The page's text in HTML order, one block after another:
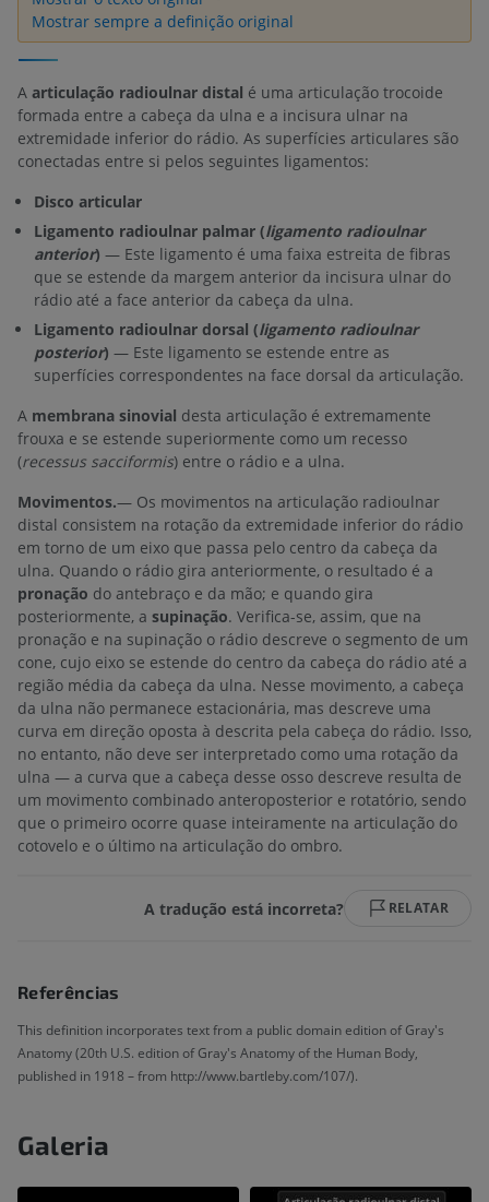
Mostrar sempre a definição original
A articulação radioulnar distal é uma articulação trocoide
formada entre a cabeça da ulna e a incisura ulnar na
extremidade inferior do rádio. As superfícies articulares são
conectadas entre si pelos seguintes ligamentos:
Disco articular
Ligamento radioulnar palmar (ligamento radioulnar
anterior) — Este ligamento é uma faixa estreita de fibras
que se estende da margem anterior da incisura ulnar do
rádio até a face anterior da cabeça da ulna.
Ligamento radioulnar dorsal (ligamento radioulnar
posterior) — Este ligamento se estende entre as
superfícies correspondentes na face dorsal da articulação.
A membrana sinovial desta articulação é extremamente
frouxa e se estende superiormente como um recesso
(recessus sacciformis) entre o rádio e a ulna.
Movimentos.— Os movimentos na articulação radioulnar
distal consistem na rotação da extremidade inferior do rádio
em torno de um eixo que passa pelo centro da cabeça da
ulna. Quando o rádio gira anteriormente, o resultado é a
pronação do antebraço e da mão; e quando gira
posteriormente, a supinação. Verifica-se, assim, que na
pronação e na supinação o rádio descreve o segmento de um
cone, cujo eixo se estende do centro da cabeça do rádio até a
região média da cabeça da ulna. Nesse movimento, a cabeça
da ulna não permanece estacionária, mas descreve uma
curva em direção oposta à descrita pela cabeça do rádio. Isso,
no entanto, não deve ser interpretado como uma rotação da
ulna — a curva que a cabeça desse osso descreve resulta de
um movimento combinado anteroposterior e rotatório, sendo
que o primeiro ocorre quase inteiramente na articulação do
cotovelo e o último na articulação do ombro.
A tradução está incorreta? RELATAR
Referências
This definition incorporates text from a public domain edition of Gray's
Anatomy (20th U.S. edition of Gray's Anatomy of the Human Body,
published in 1918 – from http://www.bartleby.com/107/).
Galeria